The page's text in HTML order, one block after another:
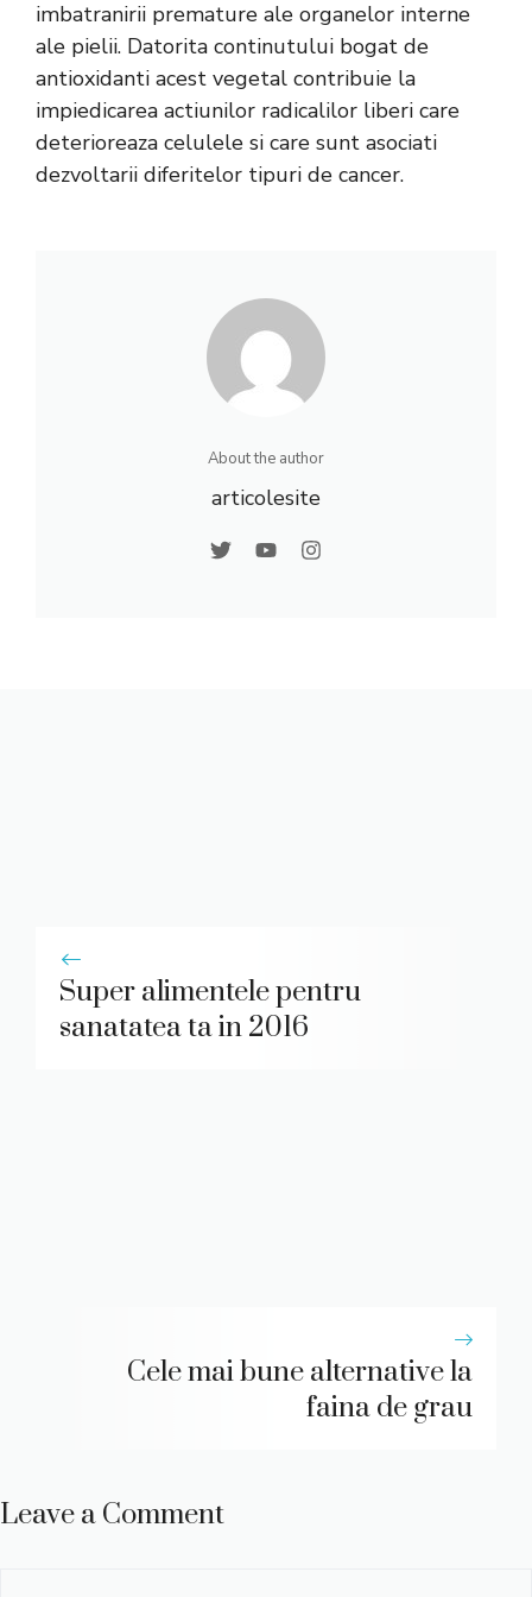
imbatranirii premature ale organelor interne
ale pielii. Datorita continutului bogat de
antioxidanti acest vegetal contribuie la
impiedicarea actiunilor radicalilor liberi care
deterioreaza celulele si care sunt asociati
dezvoltarii diferitelor tipuri de cancer.
About the author
articolesite
Super alimentele pentru
sanatatea ta in 2016
Cele mai bune alternative la
faina de grau
Leave a Comment